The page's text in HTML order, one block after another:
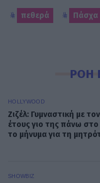
πεθερά Πάσχα
ΡΟΗ
HOLLYWOOD
Ζιζέλ: Γυμναστική με
έτους γιο της πάνω
το μήνυμα για τη
SHOWBIZ